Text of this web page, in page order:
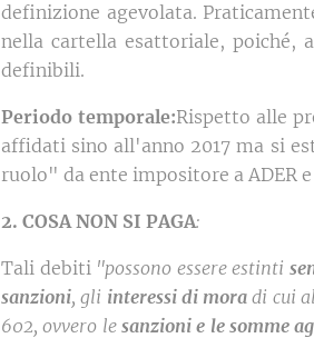
definizione agevolata.
nella cartella esattoriale, poiché,
definibili.
Periodo temporale:Rispetto alle
affidati sino all'anno 2017 ma si
ruolo" da ente impositore a ADER
2. COSA NON SI PAGA:
Tali debiti"possono essere estinti
sanzioni, gli interessi di mora di cui
602, ovvero le sanzioni e le somme